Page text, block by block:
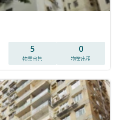
5
物業出售
0
物業出租